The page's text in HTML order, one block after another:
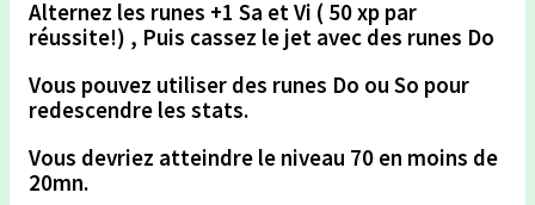
Alternez les runes +1 Sa et Vi ( 50 xp par
réussite!) , Puis cassez le jet avec des runes Do
Vous pouvez utiliser des runes Do ou So pour
redescendre les stats.
Vous devriez atteindre le niveau 70 en moins de
20mn.